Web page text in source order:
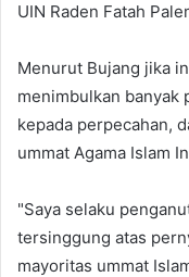
UIN Raden Fatah
Menurut Bujang jika
menimbulkan banyak
kepada perpecahan,
ummat Agama Islam
"Saya selaku
tersinggung atas
mayoritas ummat